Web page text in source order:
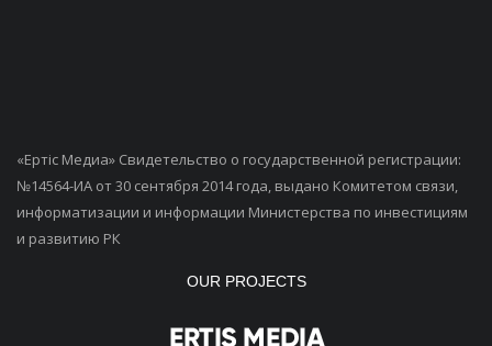
«Ертiс Медиа» Свидетельство о государственной регистрации:
№14564-ИА от 30 сентября 2014 года, выдано Комитетом связи,
информатизации и информации Министерства по инвестициям
и развитию РК
OUR PROJECTS